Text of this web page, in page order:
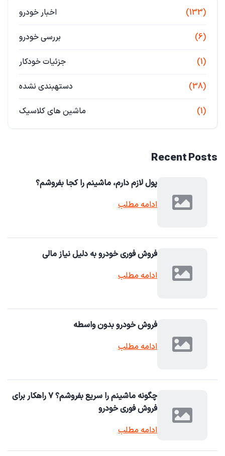
اخبار خودرو (133)
بررسی خودرو (6)
جزئیات خودکار (1)
دستهبندی نشده (38)
ماشین های کلاسیک (1)
Recent Posts
پول لازم دارم، ماشینم را کجا بفروشم؟
ادامه مطلب
فروش فوری خودرو به دلیل نیاز مالی
ادامه مطلب
فروش خودرو بدون واسطه
ادامه مطلب
چگونه ماشینم را سریع بفروشم؟ ۷ راهکار برای
فروش فوری خودرو
ادامه مطلب